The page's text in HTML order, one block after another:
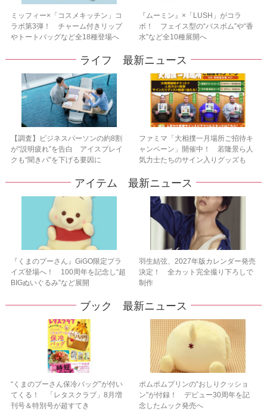
ミッフィー×「コスメキッチン」コ
ラボ第3弾！ チャーム付きリップ
やトートバッグなど全18種登場へ
『ムーミン』×「LUSH」がコラ
ボ！ フェイス型の“バスボム”や“香
水”など全10種展開へ
ライフ 最新ニュース
【調査】ビジネスパーソンの約8割
が“説明疲れ”を告白 アイスブレイ
クも“聞きパ”を下げる要因に
ファミマ「大相撲一月場所ご招待キ
ャンペーン」開催中！ 若隆景ら人
気力士たちのサイン入りグッズも
アイテム 最新ニュース
『くまのプーさん』GiGO限定プラ
イズ登場へ！ 100周年を記念し“超
BIGぬいぐるみ”など展開
羽生結弦、2027年版カレンダー発売
決定！ 全カット完全撮り下ろしで
制作
ブック 最新ニュース
“くまのプーさん保冷バッグ”が付い
てくる！ 「レタスクラブ」8月増
刊号＆特別号が超すてき
ポムポムプリンの“おしりクッショ
ン”が付録！ デビュー30周年を記
念したムック発売へ